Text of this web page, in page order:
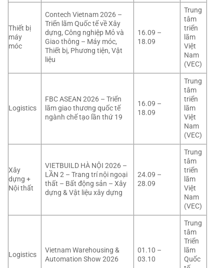
Thiết bị
máy
móc
Contech Vietnam 2026 –
Triển lãm Quốc tế về Xây
dựng, Công nghiệp Mỏ và
Giao thông – Máy móc,
Thiết bị, Phương tiện, Vật
liệu
16.09 –
18.09
Trung
tâm
triển
lãm
Việt
Nam
(VEC)
Logistics
FBC ASEAN 2026 – Triển
lãm giao thương quốc tế
ngành chế tạo lần thứ 19
16.09 –
18.09
Trung
tâm
triển
lãm
Việt
Nam
(VEC)
Xây
dựng +
Nội thất
VIETBUILD HÀ NỘI 2026 –
LẦN 2 – Trang trí nội ngoại
thất – Bất động sản – Xây
dựng & Vật liệu xây dựng
24.09 –
28.09
Trung
tâm
triển
lãm
Việt
Nam
(VEC)
Logistics
Vietnam Warehousing &
Automation Show 2026
01.10 –
03.10
Trung
tâm
Triển
lãm
Quốc